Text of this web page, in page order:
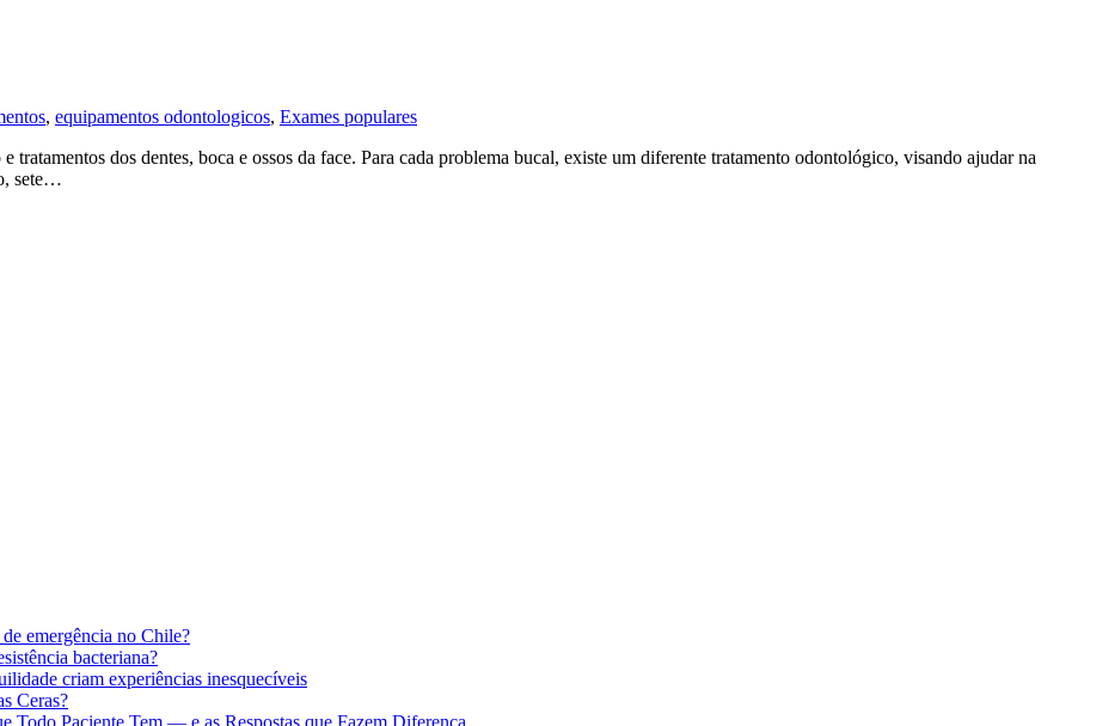
, equipamentos odontologicos, Exames populares
tratamentos dos dentes, boca e ossos da face. Para cada problema bucal, existe um diferente tratamento odontológico, visando ajudar na
sete…
emergência no Chile?
bacteriana?
criam experiências inesquecíveis
Ceras?
Todo Paciente Tem — e as Respostas que Fazem Diferença